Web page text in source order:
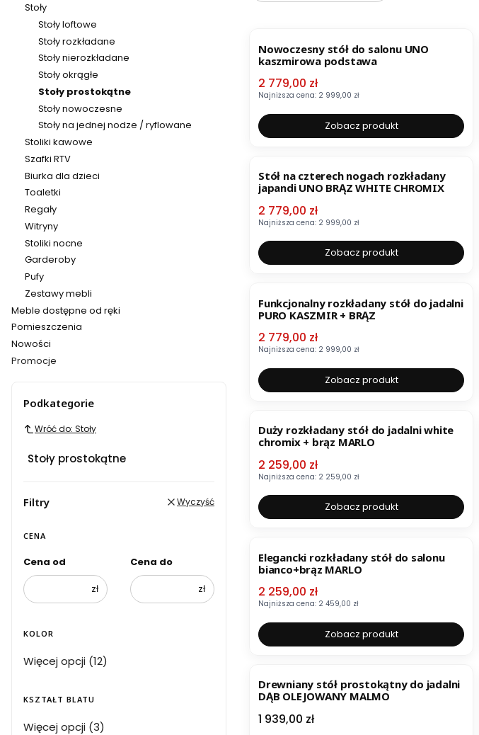
Stoły
Stoły loftowe
Stoły rozkładane
Stoły nierozkładane
Stoły okrągłe
Stoły prostokątne
Stoły nowoczesne
Stoły na jednej nodze / ryflowane
Stoliki kawowe
Szafki RTV
Biurka dla dzieci
Toaletki
Regały
Witryny
Stoliki nocne
Garderoby
Pufy
Zestawy mebli
Meble dostępne od ręki
Pomieszczenia
Nowości
Promocje
Podkategorie
Wróć do: Stoły
Stoły prostokątne
Filtry Wyczyść
CENA
Cena od
zł
Cena do
zł
KOLOR
Kolor
Więcej opcji (12)
KSZTAŁT BLATU
Kształt blatu
Więcej opcji (3)
Nowoczesny stół do salonu UNO
kaszmirowa podstawa
Cena promocyjna
2 779,00 zł
Najniższa cena: 2 999,00 zł
Zobacz produkt
Stół na czterech nogach rozkładany
japandi UNO BRĄZ WHITE CHROMIX
Cena promocyjna
2 779,00 zł
Najniższa cena: 2 999,00 zł
Zobacz produkt
Funkcjonalny rozkładany stół do jadalni
PURO KASZMIR + BRĄZ
Cena promocyjna
2 779,00 zł
Najniższa cena: 2 999,00 zł
Zobacz produkt
Duży rozkładany stół do jadalni white
chromix + brąz MARLO
Cena promocyjna
2 259,00 zł
Najniższa cena: 2 259,00 zł
Zobacz produkt
Elegancki rozkładany stół do salonu
bianco+brąz MARLO
Cena promocyjna
2 259,00 zł
Najniższa cena: 2 459,00 zł
Zobacz produkt
Drewniany stół prostokątny do jadalni
DĄB OLEJOWANY MALMO
Cena
1 939,00 zł